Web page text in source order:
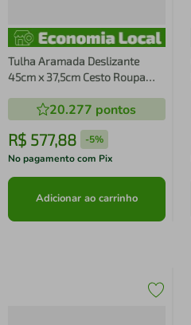
Tulha Aramada Deslizante
45cm x 37,5cm Cesto Roupa
Banheiro Cromado
20.277 pontos
R$ 577,88 -5%
No pagamento com Pix
Adicionar ao carrinho